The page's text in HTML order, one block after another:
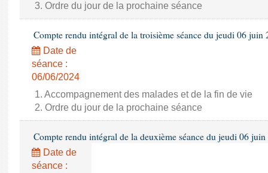
3. Ordre du jour de la prochaine séance
Compte rendu intégral de la troisième séance du jeudi 06 juin
Date de
séance :
06/06/2024
1. Accompagnement des malades et de la fin de vie
2. Ordre du jour de la prochaine séance
Compte rendu intégral de la deuxième séance du jeudi 06
Date de
séance :